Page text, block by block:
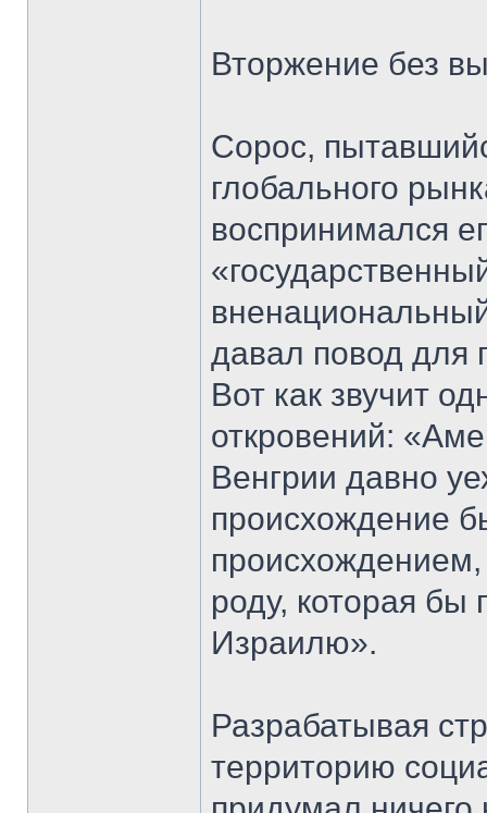
Вторжение без
Сорос,
глобального
воспринимался
давал повод для
Вот как звучит
откровений:
Венгрии давно
происхождение
роду, которая бы
Израилю».
Разрабатывая
территорию